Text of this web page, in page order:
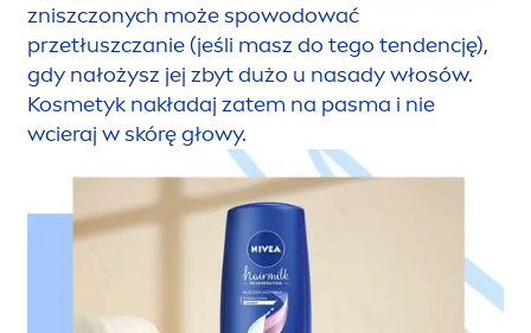
zniszczonych może spowodować
przetłuszczanie (jeśli masz do tego tendencję),
gdy nałożysz jej zbyt dużo u nasady włosów.
Kosmetyk nakładaj zatem na pasma i nie
wcieraj w skórę głowy.